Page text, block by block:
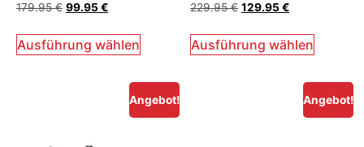
Bewertet
mit
von 5
179.95€ 99.95€
Ausführung wählen
Bewertet
mit
von 5
229.95€ 129.95€
Ausführung wählen
Angebot! Angebot!